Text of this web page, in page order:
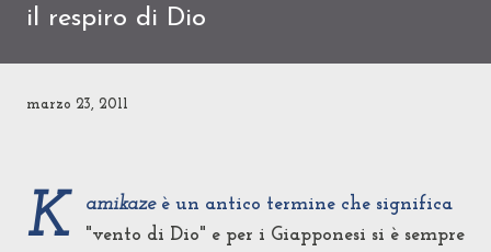
il respiro di Dio
marzo 23, 2011
K amikazeè un antico termine che significa
"vento di Dio" e per i Giapponesi si è sempre